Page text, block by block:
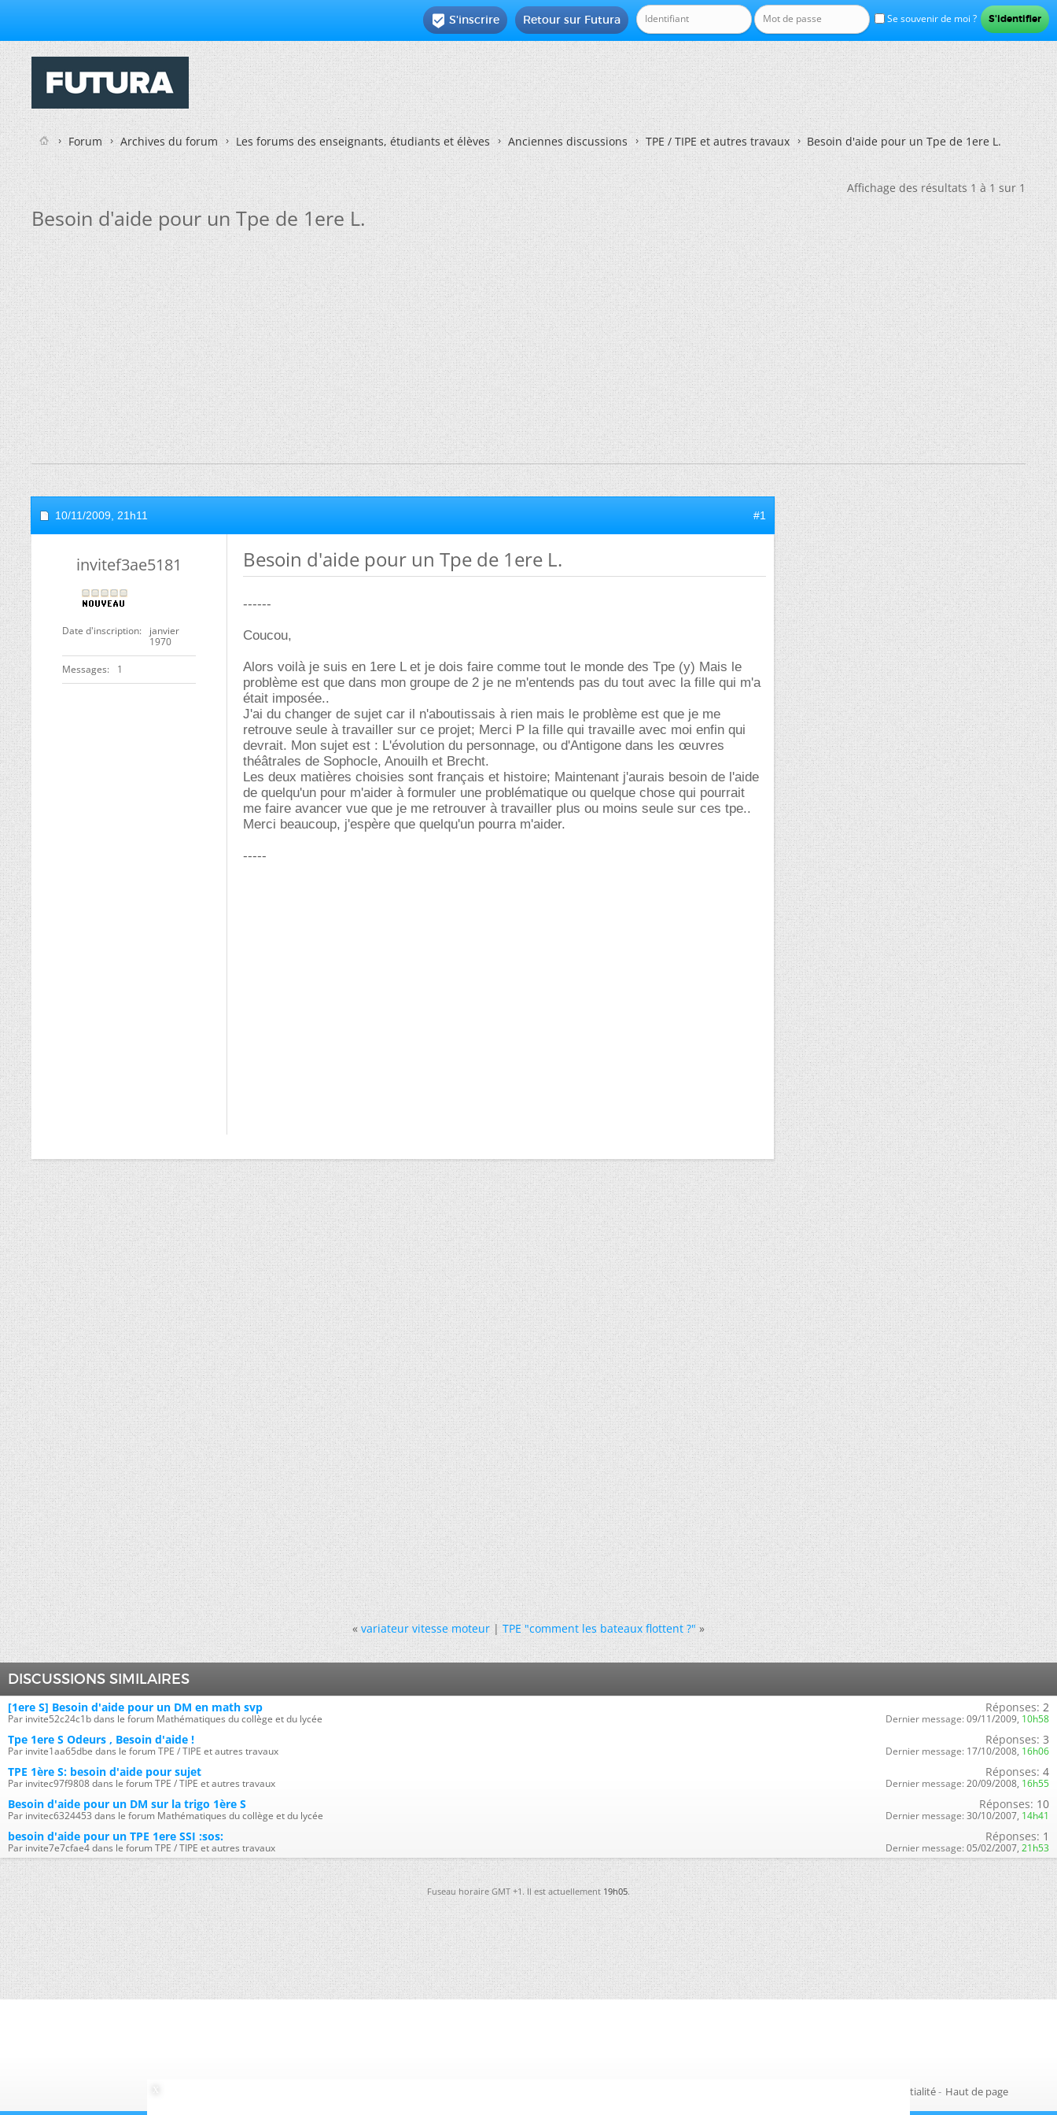
Se souvenir de moi ?
Retour sur Futura
 S'inscrire
Forum Archives du forum Les forums des enseignants, étudiants et élèves Anciennes discussions TPE / TIPE et autres travaux Besoin d'aide pour un Tpe de 1ere L.
Affichage des résultats 1 à 1 sur 1
Besoin d'aide pour un Tpe de 1ere L.
10/11/2009, 21h11 #1
invitef3ae5181
Date d'inscription
janvier
1970
Messages 1
Besoin d'aide pour un Tpe de 1ere L.
------
Coucou,
Alors voilà je suis en 1ere L et je dois faire comme tout le monde des Tpe (y) Mais le
problème est que dans mon groupe de 2 je ne m'entends pas du tout avec la fille qui m'a
était imposée..
J'ai du changer de sujet car il n'aboutissais à rien mais le problème est que je me
retrouve seule à travailler sur ce projet; Merci P la fille qui travaille avec moi enfin qui
devrait. Mon sujet est : L'évolution du personnage, ou d'Antigone dans les œuvres
théâtrales de Sophocle, Anouilh et Brecht.
Les deux matières choisies sont français et histoire; Maintenant j'aurais besoin de l'aide
de quelqu'un pour m'aider à formuler une problématique ou quelque chose qui pourrait
me faire avancer vue que je me retrouver à travailler plus ou moins seule sur ces tpe..
Merci beaucoup, j'espère que quelqu'un pourra m'aider.
-----
« variateur vitesse moteur|TPE "comment les bateaux flottent ?" »
DISCUSSIONS SIMILAIRES
[1ere S] Besoin d'aide pour un DM en math svp
Par invite52c24c1b dans le forum Mathématiques du collège et du lycée
Réponses: 2
Dernier message: 09/11/2009, 10h58
Tpe 1ere S Odeurs , Besoin d'aide !
Par invite1aa65dbe dans le forum TPE / TIPE et autres travaux
Réponses: 3
Dernier message: 17/10/2008, 16h06
TPE 1ère S: besoin d'aide pour sujet
Par invitec97f9808 dans le forum TPE / TIPE et autres travaux
Réponses: 4
Dernier message: 20/09/2008, 16h55
Besoin d'aide pour un DM sur la trigo 1ère S
Par invitec6324453 dans le forum Mathématiques du collège et du lycée
Réponses: 10
Dernier message: 30/10/2007, 14h41
besoin d'aide pour un TPE 1ere SSI :sos:
Par invite7e7cfae4 dans le forum TPE / TIPE et autres travaux
Réponses: 1
Dernier message: 05/02/2007, 21h53
Fuseau horaire GMT +1. Il est actuellement19h05.
Politique de confidentialité- Haut de page